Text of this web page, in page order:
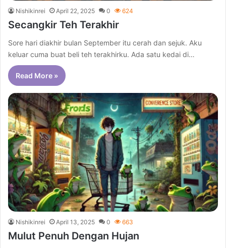
Nishikinrei April 22, 2025 0 624
Secangkir Teh Terakhir
Sore hari diakhir bulan September itu cerah dan sejuk. Aku
keluar cuma buat beli teh terakhirku. Ada satu kedai di…
Read More »
Nishikinrei April 13, 2025 0 663
Mulut Penuh Dengan Hujan